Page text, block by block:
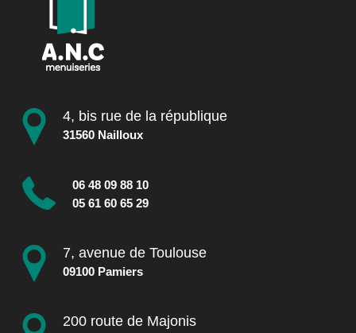
4, bis rue de la république
31560 Nailloux
06 48 09 88 10
05 61 60 65 29
7, avenue de Toulouse
09100 Pamiers
200 route de Majonis